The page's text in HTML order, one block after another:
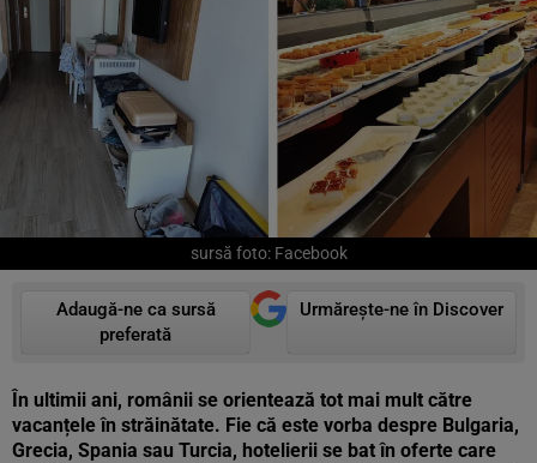
sursă foto: Facebook
Adaugă-ne ca sursă
preferată
Urmărește-ne în Discover
În ultimii ani, românii se orientează tot mai mult către
vacanțele în străinătate. Fie că este vorba despre Bulgaria,
Grecia, Spania sau Turcia, hotelierii se bat în oferte care